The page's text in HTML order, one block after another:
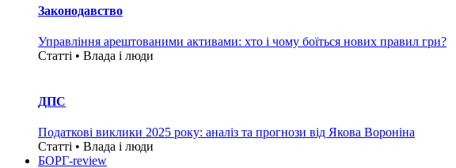
Законодавство
Управління арештованими активами: хто і чому боїться нових правил гри?
Статті • Влада i люди
ДПС
Податкові виклики 2025 року: аналіз та прогнози від Якова Вороніна
Статті • Влада i люди
БОРГ-review